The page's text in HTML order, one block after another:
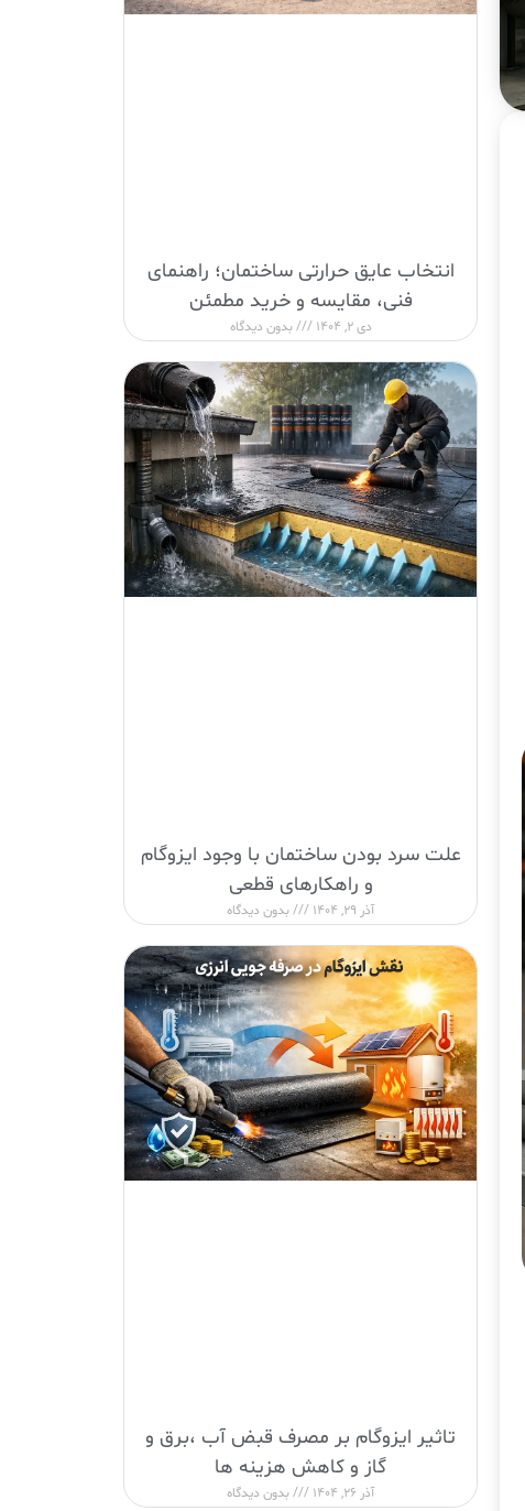
انتخاب عایق حرارتی ساختمان؛ راهنمای
فنی، مقایسه و خرید مطمئن
دی 2, 1404 بدون دیدگاه
علت سرد بودن ساختمان با وجود ایزوگام
و راهکارهای قطعی
آذر 29, 1404 بدون دیدگاه
تاثیر ایزوگام بر مصرف قبض آب ،برق و
گاز و کاهش هزینه ها
آذر 26, 1404 بدون دیدگاه